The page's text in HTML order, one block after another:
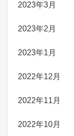
2023年3月
2023年2月
2023年1月
2022年12月
2022年11月
2022年10月